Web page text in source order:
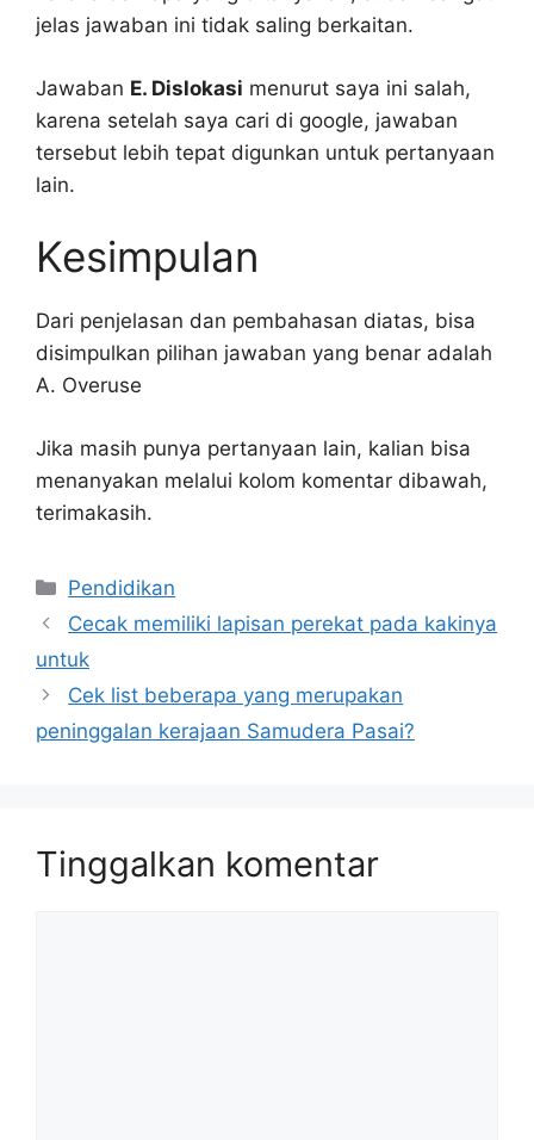
jelas jawaban ini tidak saling berkaitan.
Jawaban E. Dislokasi menurut saya ini salah,
karena setelah saya cari di google, jawaban
tersebut lebih tepat digunkan untuk pertanyaan
lain.
Kesimpulan
Dari penjelasan dan pembahasan diatas, bisa
disimpulkan pilihan jawaban yang benar adalah
A. Overuse
Jika masih punya pertanyaan lain, kalian bisa
menanyakan melalui kolom komentar dibawah,
terimakasih.
Kategori
Pendidikan
Cecak memiliki lapisan perekat pada kakinya
untuk
Cek list beberapa yang merupakan
peninggalan kerajaan Samudera Pasai?
Tinggalkan komentar